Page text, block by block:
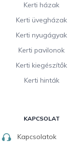
Kerti házak
Kerti üvegházak
Kerti nyugágyak
Kerti pavilonok
Kerti kiegészítők
Kerti hinták
KAPCSOLAT
Kapcsolatok